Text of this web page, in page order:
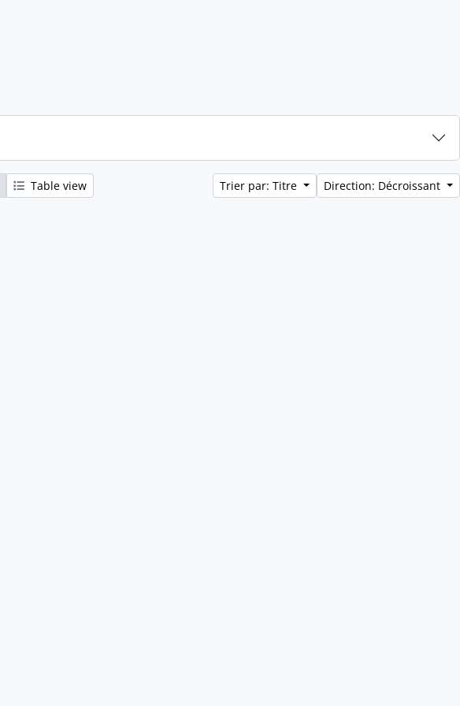
Table view Trier par: Titre Direction: Décroissant